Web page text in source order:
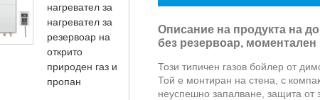
нагревател за
нагревател за
резервоар на
открито
природен газ и
пропан
Описание на продукта на
без резервоар, моментален
Този типичен газов бойлер от
Той е монтиран на стена, с
неуспешно запалване, защита от